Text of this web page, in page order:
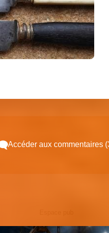
Accéder aux commentaires